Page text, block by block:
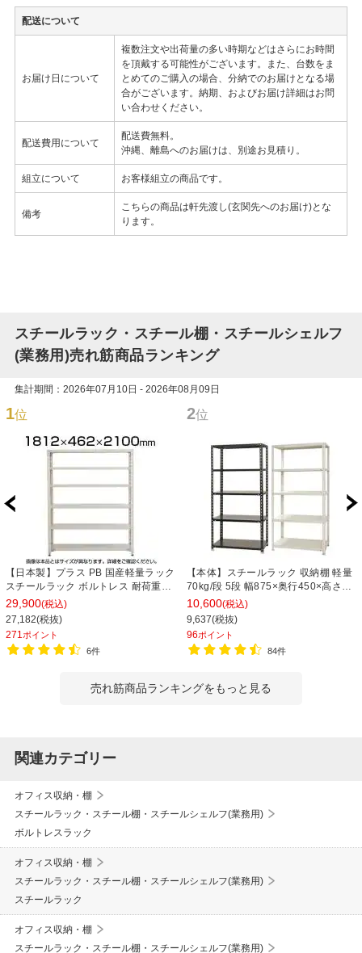
配送について
お届け日について
複数注文や出荷量の多い時期などはさらにお時間
を頂戴する可能性がございます。また、台数をま
とめてのご購入の場合、分納でのお届けとなる場
合がございます。納期、およびお届け詳細はお問
い合わせください。
配送費用について
配送費無料。
沖縄、離島へのお届けは、別途お見積り。
組立について お客様組立の商品です。
備考
こちらの商品は軒先渡し(玄関先へのお届け)とな
ります。
スチールラック・スチール棚・スチールシェルフ
(業務用)売れ筋商品ランキング
集計期間：2026年07月10日 - 2026年08月09日
1位
【日本製】プラス PB 国産軽量ラック
スチールラック ボルトレス 耐荷重
150kg/段 天地6段 幅1812×奥行462×
高さ2100mm スチール棚 スチールシ
ェルフ 収納棚 オープンラック 収納ラ
ック
29,900(税込)
27,182(税抜)
271 ポイント
6件
2位
【本体】スチールラック 収納棚 軽量
70kg/段 5段 幅875×奥行450×高さ
1800mm 【ホワイト・ブラック】
10,600(税込)
9,637(税抜)
96ポイント
84件
売れ筋商品ランキングをもっと見る
関連カテゴリー
オフィス収納・棚
スチールラック・スチール棚・スチールシェルフ(業務用)
ボルトレスラック
オフィス収納・棚
スチールラック・スチール棚・スチールシェルフ(業務用)
スチールラック
オフィス収納・棚
スチールラック・スチール棚・スチールシェルフ(業務用)